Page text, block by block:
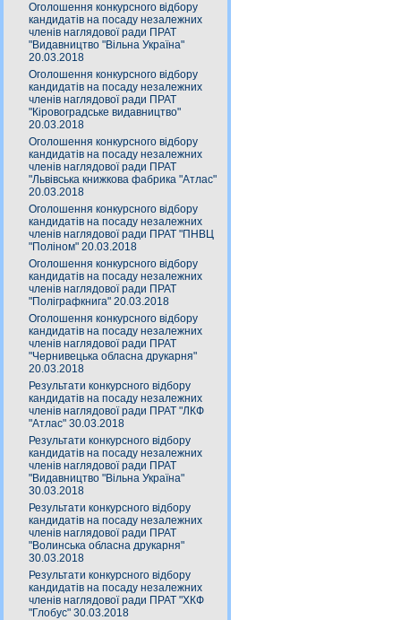
Оголошення конкурсного відбору
кандидатів на посаду незалежних
членів наглядової ради ПРАТ
"Видавництво "Вільна Україна"
20.03.2018
Оголошення конкурсного відбору
кандидатів на посаду незалежних
членів наглядової ради ПРАТ
"Кіровоградське видавництво"
20.03.2018
Оголошення конкурсного відбору
кандидатів на посаду незалежних
членів наглядової ради ПРАТ
"Львівська книжкова фабрика "Атлас"
20.03.2018
Оголошення конкурсного відбору
кандидатів на посаду незалежних
членів наглядової ради ПРАТ "ПНВЦ
"Поліном" 20.03.2018
Оголошення конкурсного відбору
кандидатів на посаду незалежних
членів наглядової ради ПРАТ
"Поліграфкнига" 20.03.2018
Оголошення конкурсного відбору
кандидатів на посаду незалежних
членів наглядової ради ПРАТ
"Чернивецька обласна друкарня"
20.03.2018
Результати конкурсного відбору
кандидатів на посаду незалежних
членів наглядової ради ПРАТ "ЛКФ
"Атлас" 30.03.2018
Результати конкурсного відбору
кандидатів на посаду незалежних
членів наглядової ради ПРАТ
"Видавництво "Вільна Україна"
30.03.2018
Результати конкурсного відбору
кандидатів на посаду незалежних
членів наглядової ради ПРАТ
"Волинська обласна друкарня"
30.03.2018
Результати конкурсного відбору
кандидатів на посаду незалежних
членів наглядової ради ПРАТ "ХКФ
"Глобус" 30.03.2018